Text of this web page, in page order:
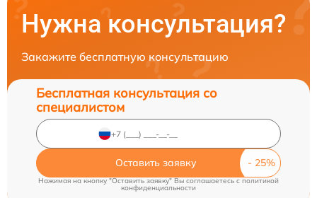
Нужна консультация?
Закажите бесплатную консультацию
Бесплатная консультация со
специалистом
Оставить заявку
Нажимая на кнопку "Оставить заявку" Вы соглашаетесь c политикой
конфиденциальности